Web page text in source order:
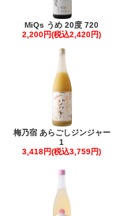
MiQs うめ 20度 720
2,200円(税込2,420円)
梅乃宿 あらごしジンジャー
1
3,418円(税込3,759円)